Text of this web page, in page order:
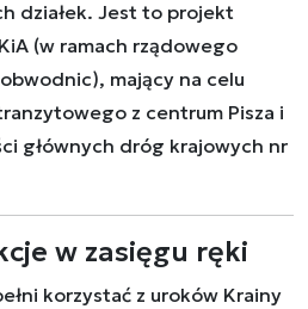
działek. Jest to projekt
(w ramach rządowego
mający na celu
z centrum Pisza i
głównych dróg krajowych nr
w zasięgu ręki
korzystać z uroków Krainy